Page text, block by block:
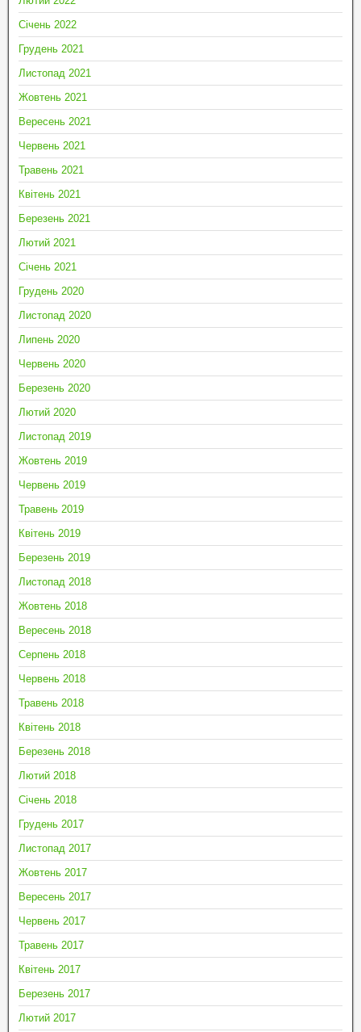
Січень 2022
Грудень 2021
Листопад 2021
Жовтень 2021
Вересень 2021
Червень 2021
Травень 2021
Квітень 2021
Березень 2021
Лютий 2021
Січень 2021
Грудень 2020
Листопад 2020
Липень 2020
Червень 2020
Березень 2020
Лютий 2020
Листопад 2019
Жовтень 2019
Червень 2019
Травень 2019
Квітень 2019
Березень 2019
Листопад 2018
Жовтень 2018
Вересень 2018
Серпень 2018
Червень 2018
Травень 2018
Квітень 2018
Березень 2018
Лютий 2018
Січень 2018
Грудень 2017
Листопад 2017
Жовтень 2017
Вересень 2017
Червень 2017
Травень 2017
Квітень 2017
Березень 2017
Лютий 2017